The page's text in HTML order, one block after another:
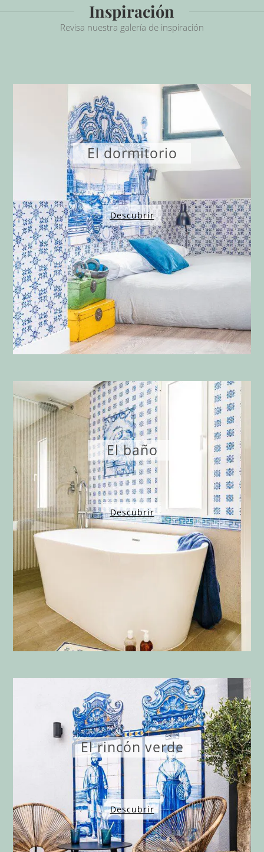
Inspiración
Revisa nuestra galería de inspiración
El dormitorio
Descubrir
El baño
Descubrir
El rincón verde
Descubrir